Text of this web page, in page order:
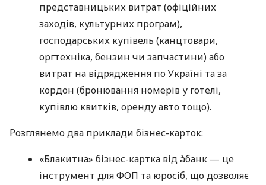
представницьких витрат (офіційних
заходів, культурних програм),
господарських купівель (канцтовари,
оргтехніка, бензин чи запчастини) або
витрат на відрядження по Україні та за
кордон (бронювання номерів у готелі,
купівлю квитків, оренду авто тощо).
Розглянемо два приклади бізнес-карток:
«Блакитна» бізнес-картка від àбанк — це
інструмент для ФОП та юросіб, що дозволяє